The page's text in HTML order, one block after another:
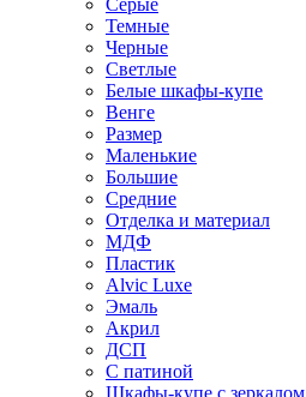
Серые
Темные
Черные
Светлые
Белые шкафы-купе
Венге
Размер
Маленькие
Большие
Средние
Отделка и материал
МДФ
Пластик
Alvic Luxe
Эмаль
Акрил
ДСП
С патиной
Шкафы-купе с зеркалом